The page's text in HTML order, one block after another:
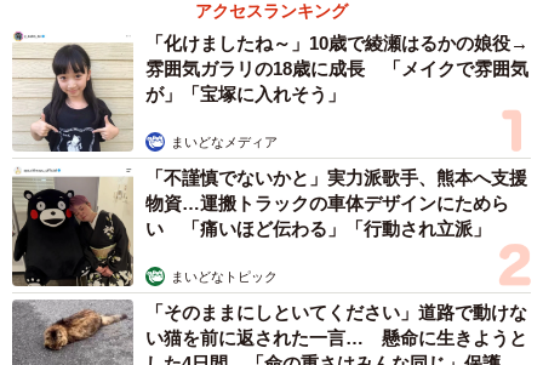
アクセスランキング
「化けましたね～」10歳で綾瀬はるかの娘役→
雰囲気ガラリの18歳に成長 「メイクで雰囲気
が」「宝塚に入れそう」
まいどなメディア
「不謹慎でないかと」実力派歌手、熊本へ支援
物資…運搬トラックの車体デザインにためら
い 「痛いほど伝わる」「行動され立派」
まいどなトピック
「そのままにしといてください」道路で動けな
い猫を前に返された一言… 懸命に生きようと